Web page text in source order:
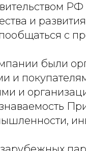
и
с
были
и
и